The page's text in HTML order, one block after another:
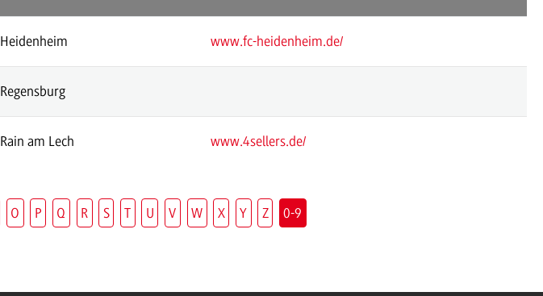
Heidenheim www.fc-heidenheim.de/
Regensburg
Rain am Lech www.4sellers.de/
O P Q R S T U V W X Y Z 0-9